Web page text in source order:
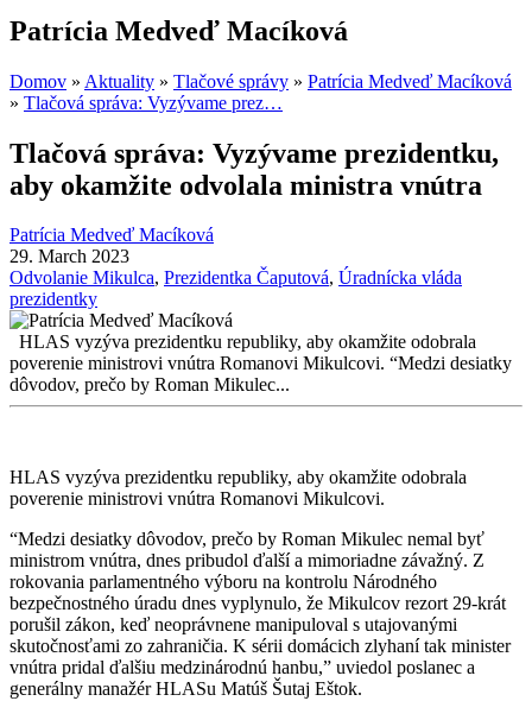
Patrícia Medveď Macíková
Domov » Aktuality » Tlačové správy » Patrícia Medveď Macíková
» Tlačová správa: Vyzývame prez…
Tlačová správa: Vyzývame prezidentku,
aby okamžite odvolala ministra vnútra
Patrícia Medveď Macíková
29. March 2023
Odvolanie Mikulca, Prezidentka Čaputová, Úradnícka vláda
prezidentky
HLAS vyzýva prezidentku republiky, aby okamžite odobrala
poverenie ministrovi vnútra Romanovi Mikulcovi. “Medzi desiatky
dôvodov, prečo by Roman Mikulec...
HLAS vyzýva prezidentku republiky, aby okamžite odobrala
poverenie ministrovi vnútra Romanovi Mikulcovi.
“Medzi desiatky dôvodov, prečo by Roman Mikulec nemal byť
ministrom vnútra, dnes pribudol ďalší a mimoriadne závažný. Z
rokovania parlamentného výboru na kontrolu Národného
bezpečnostného úradu dnes vyplynulo, že Mikulcov rezort 29-krát
porušil zákon, keď neoprávnene manipuloval s utajovanými
skutočnosťami zo zahraničia. K sérii domácich zlyhaní tak minister
vnútra pridal ďalšiu medzinárodnú hanbu,” uviedol poslanec a
generálny manažér HLASu Matúš Šutaj Eštok.